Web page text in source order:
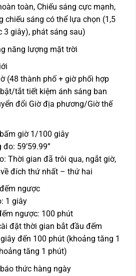
toàn, Chiếu sáng cực mạnh,
chiếu sáng có thể lựa chọn (1,5
3 giây), phát sáng sau)
năng lượng mặt trời
(48 thành phố + giờ phối hợp
tắt tiết kiệm ánh sáng ban
đổi Giờ địa phương/Giờ thế
giờ 1/100 giây
59’59.99”
Thời gian đã trôi qua, ngắt giờ,
đích thứ nhất – thứ hai
ngược
1 giây
ngược: 100 phút
đặt thời gian bắt đầu đếm
đến 100 phút (khoảng tăng 1
tăng 1 phút)
thức hàng ngày